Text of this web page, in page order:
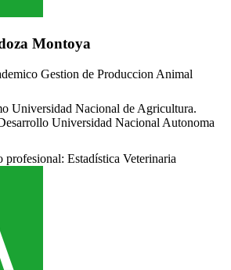
Montoya
Gestion de Produccion Animal
Universidad Nacional de Agricultura.
Universidad Nacional Autonoma
profesional: Estadística Veterinaria